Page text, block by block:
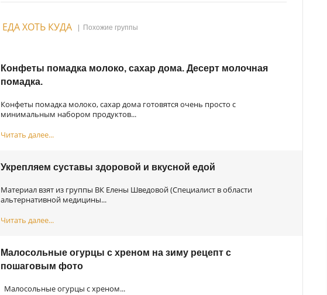
ЕДА ХОТЬ КУДА Похожие группы
Конфеты помадка молоко, сахар дома. Десерт молочная
помадка.
Конфеты помадка молоко, сахар дома готовятся очень просто с
минимальным набором продуктов...
Читать далее...
Укрепляем суставы здоровой и вкусной едой
Материал взят из группы ВК Елены Шведовой (Специалист в области
альтернативной медицины...
Читать далее...
Малосольные огурцы с хреном на зиму рецепт с
пошаговым фото
Малосольные огурцы с хреном...